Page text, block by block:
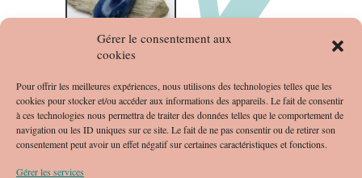
Gérer le consentement aux
cookies
Pour offrir les meilleures expériences, nous utilisons des technologies telles que les
cookies pour stocker et/ou accéder aux informations des appareils. Le fait de consentir
à ces technologies nous permettra de traiter des données telles que le comportement de
navigation ou les ID uniques sur ce site. Le fait de ne pas consentir ou de retirer son
consentement peut avoir un effet négatif sur certaines caractéristiques et fonctions.
Gérer les services
COLLIER
CHRYSOC
OLLE
€30.00